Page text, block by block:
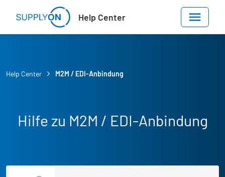
Skip to main content
Help Center
Help Center M2M / EDI-Anbindung
Hilfe zu M2M / EDI-Anbindung